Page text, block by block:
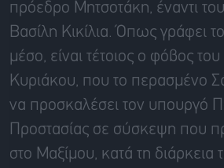
πρόεδρο Μητσοτάκη, έναντι
Βασίλη Κικίλια. Όπως γράφει
μέσο, είναι τέτοιος ο φόβος
Κυριάκου, που το περασμένο
να προσκαλέσει τον υπουργό
Προστασίας σε σύσκεψη που
στο Μαξίμου, κατά τη διάρκεια